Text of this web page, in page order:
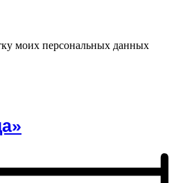
моих персональных данных